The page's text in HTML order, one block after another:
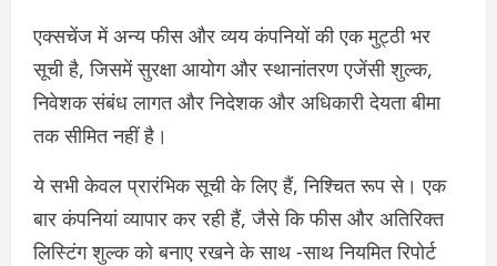
एक्सचेंज में अन्य फीस और व्यय कंपनियों की एक मुट्ठी भर
सूची है, जिसमें सुरक्षा आयोग और स्थानांतरण एजेंसी शुल्क,
निवेशक संबंध लागत और निदेशक और अधिकारी देयता बीमा
तक सीमित नहीं है।
ये सभी केवल प्रारंभिक सूची के लिए हैं, निश्चित रूप से। एक
बार कंपनियां व्यापार कर रही हैं, जैसे कि फीस और अतिरिक्त
लिस्टिंग शुल्क को बनाए रखने के साथ -साथ नियमित रिपोर्ट